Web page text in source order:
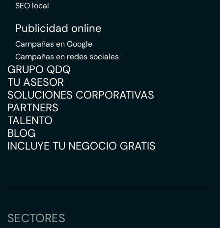
SEO local
Publicidad online
Campañas en Google
Campañas en redes sociales
GRUPO QDQ
TU ASESOR
SOLUCIONES CORPORATIVAS
PARTNERS
TALENTO
BLOG
INCLUYE TU NEGOCIO GRATIS
SECTORES